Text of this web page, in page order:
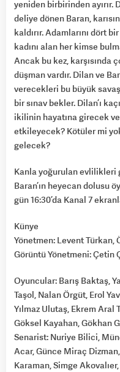
yeniden birbirinden ayırır.
deliye dönen Baran,
kaldırır. Adamlarını dört
kadını alan her kimse
Ancak bu kez, karşısında
düşman vardır. Dilan ve
verecekleri bu büyük
bir sınav bekler. Dilan’ı
ikilinin hayatına girecek ve
etkileyecek? Kötüler mi
gelecek?
Kanla yoğurulan evlilikleri
Baran’ın heyecan dolusu
gün 16:30’da Kanal 7
Künye
Yönetmen: Levent Türkan,
Görüntü Yönetmeni: Çetin
Oyuncular: Barış Baktaş,
Taşol, Nalan Örgüt, Erol
Yılmaz Ulutaş, Ekrem Aral
Göksel Kayahan, Gökhan
Senarist: Nuriye Bilici,
Acar, Günce Miraç
Karaman, Simge